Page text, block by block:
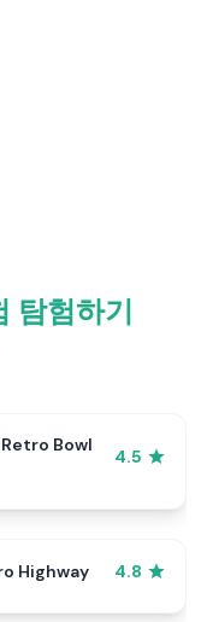
탐험하기
Retro Bowl
4.5
Highway 4.8